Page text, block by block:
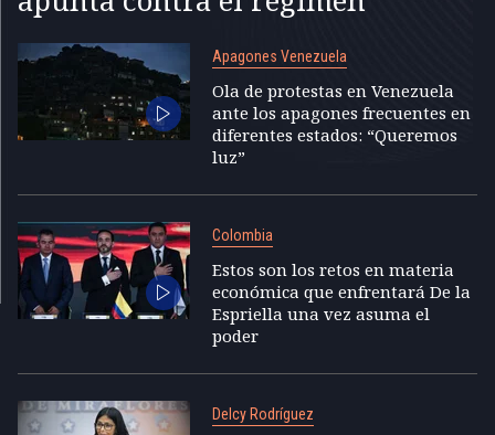
Apagones Venezuela
Ola de protestas en Venezuela
ante los apagones frecuentes en
diferentes estados: “Queremos
luz”
Colombia
Estos son los retos en materia
económica que enfrentará De la
Espriella una vez asuma el
poder
Delcy Rodríguez